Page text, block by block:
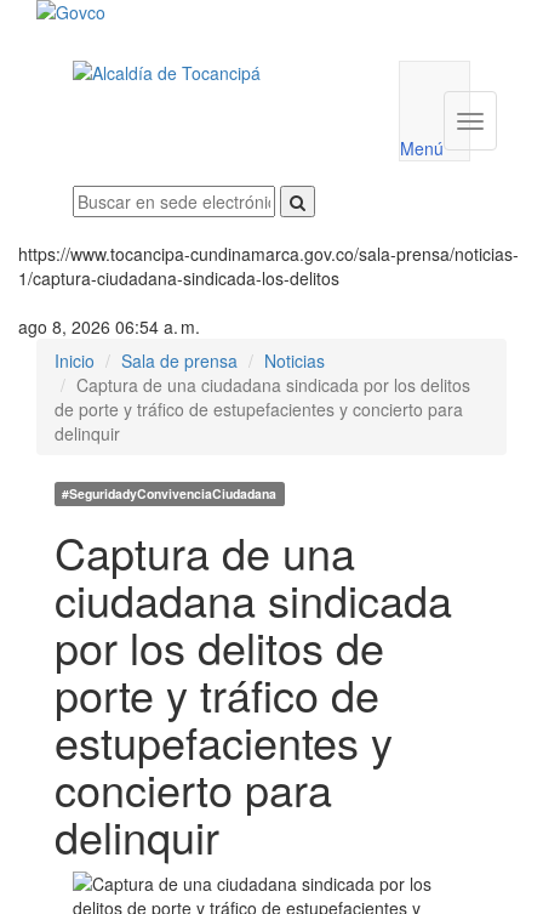
utilidades
Menú
Menú
https://www.tocancipa-cundinamarca.gov.co/sala-prensa/noticias-
1/captura-ciudadana-sindicada-los-delitos
ago 8, 2026 06:54 a. m.
Inicio
Sala de prensa
Noticias
Captura de una ciudadana sindicada por los delitos
de porte y tráfico de estupefacientes y concierto para
delinquir
#SeguridadyConvivenciaCiudadana
Captura de una
ciudadana sindicada
por los delitos de
porte y tráfico de
estupefacientes y
concierto para
delinquir